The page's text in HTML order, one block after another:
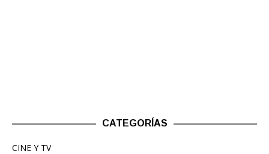
CATEGORÍAS
CINE Y TV